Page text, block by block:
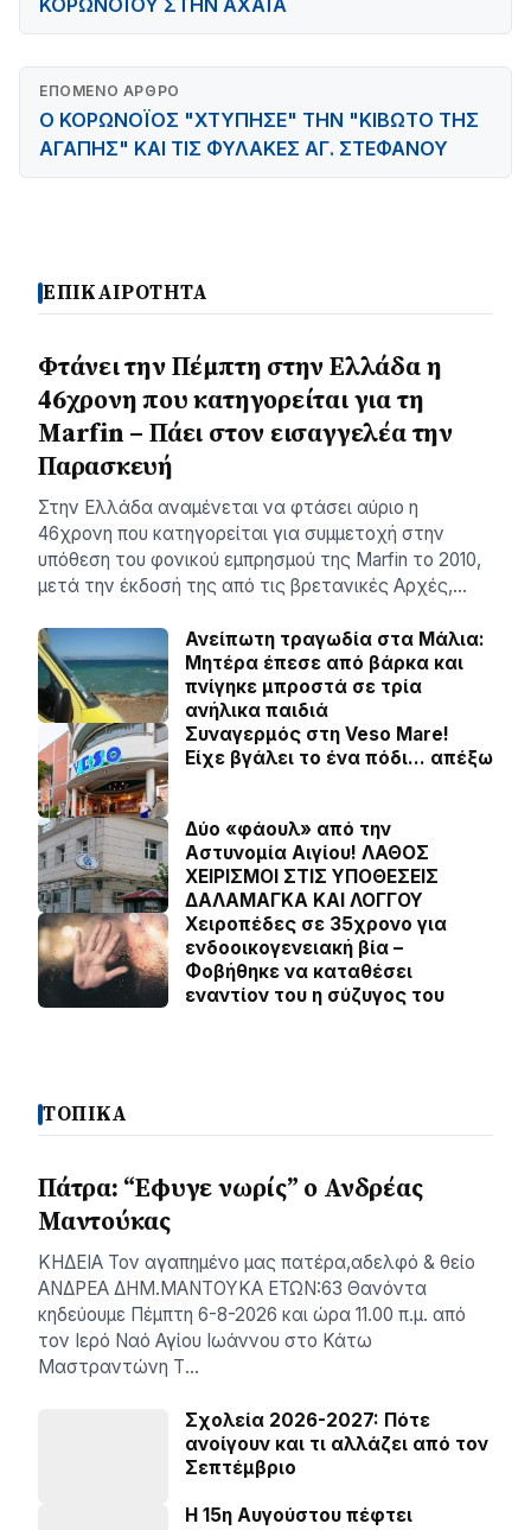
ΚΟΡΩΝΟΪΟΥ ΣΤΗΝ ΑΧΑΪΑ
ΕΠΌΜΕΝΟ ΆΡΘΡΟ
Ο ΚΟΡΩΝΟΪΟΣ "ΧΤΥΠΗΣΕ" ΤΗΝ "ΚΙΒΩΤΟ ΤΗΣ
ΑΓΑΠΗΣ" ΚΑΙ ΤΙΣ ΦΥΛΑΚΕΣ ΑΓ. ΣΤΕΦΑΝΟΥ
ΕΠΙΚΑΙΡΟΤΗΤΑ
Φτάνει την Πέμπτη στην Ελλάδα η
46χρονη που κατηγορείται για τη
Marfin – Πάει στον εισαγγελέα την
Παρασκευή
Στην Ελλάδα αναμένεται να φτάσει αύριο η
46χρονη που κατηγορείται για συμμετοχή στην
υπόθεση του φονικού εμπρησμού της Marfin το 2010,
μετά την έκδοσή της από τις βρετανικές Αρχές,…
Ανείπωτη τραγωδία στα Μάλια:
Μητέρα έπεσε από βάρκα και
πνίγηκε μπροστά σε τρία
ανήλικα παιδιά
Συναγερμός στη Veso Mare!
Είχε βγάλει το ένα πόδι… απέξω
Δύο «φάουλ» από την
Αστυνομία Αιγίου! ΛΑΘΟΣ
ΧΕΙΡΙΣΜΟΙ ΣΤΙΣ ΥΠΟΘΕΣΕΙΣ
ΔΑΛΑΜΑΓΚΑ ΚΑΙ ΛΟΓΓΟΥ
Χειροπέδες σε 35χρονο για
ενδοοικογενειακή βία –
Φοβήθηκε να καταθέσει
εναντίον του η σύζυγος του
ΤΟΠΙΚΑ
Πάτρα: “Εφυγε νωρίς” ο Ανδρέας
Μαντούκας
ΚΗΔΕΙΑ Τον αγαπημένο μας πατέρα,αδελφό & θείο
ΑΝΔΡΕΑ ΔΗΜ.ΜΑΝΤΟΥΚΑ ΕΤΩΝ:63 Θανόντα
κηδεύουμε Πέμπτη 6-8-2026 και ώρα 11.00 π.μ. από
τον Ιερό Ναό Αγίου Ιωάννου στο Κάτω
Μαστραντώνη Τ…
Σχολεία 2026-2027: Πότε
ανοίγουν και τι αλλάζει από τον
Σεπτέμβριο
Η 15η Αυγούστου πέφτει